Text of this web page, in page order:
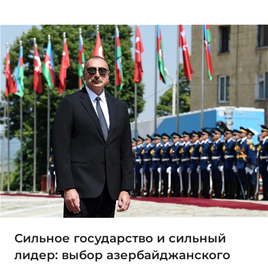
Сильное государство и сильный
лидер: выбор азербайджанского